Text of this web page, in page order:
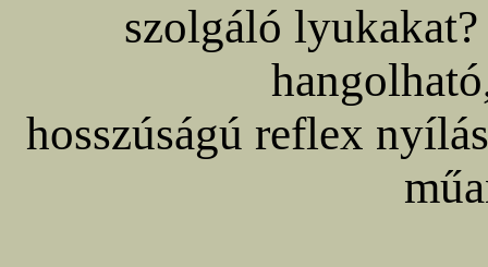
szolgáló
hosszúságú reflex